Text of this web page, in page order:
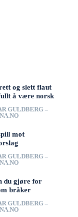
og slett flaut
å være norsk
GULDBERG –
mot
GULDBERG –
du gjøre for
bråker
GULDBERG –